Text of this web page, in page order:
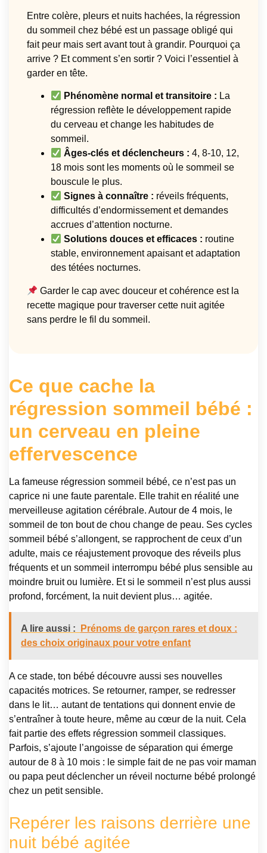
Entre colère, pleurs et nuits hachées, la régression
du sommeil chez bébé est un passage obligé qui
fait peur mais sert avant tout à grandir. Pourquoi ça
arrive ? Et comment s’en sortir ? Voici l’essentiel à
garder en tête.
Phénomène normal et transitoire : La
régression reflète le développement rapide
du cerveau et change les habitudes de
sommeil.
Âges-clés et déclencheurs : 4, 8-10, 12,
18 mois sont les moments où le sommeil se
bouscule le plus.
Signes à connaître : réveils fréquents,
difficultés d’endormissement et demandes
accrues d’attention nocturne.
Solutions douces et efficaces : routine
stable, environnement apaisant et adaptation
des tétées nocturnes.
Garder le cap avec douceur et cohérence est la
recette magique pour traverser cette nuit agitée
sans perdre le fil du sommeil.
Ce que cache la
régression sommeil bébé :
un cerveau en pleine
effervescence
La fameuse régression sommeil bébé, ce n’est pas un
caprice ni une faute parentale. Elle trahit en réalité une
merveilleuse agitation cérébrale. Autour de 4 mois, le
sommeil de ton bout de chou change de peau. Ses cycles
sommeil bébé s’allongent, se rapprochent de ceux d’un
adulte, mais ce réajustement provoque des réveils plus
fréquents et un sommeil interrompu bébé plus sensible au
moindre bruit ou lumière. Et si le sommeil n’est plus aussi
profond, forcément, la nuit devient plus… agitée.
A lire aussi :
Prénoms de garçon rares et doux :
des choix originaux pour votre enfant
A ce stade, ton bébé découvre aussi ses nouvelles
capacités motrices. Se retourner, ramper, se redresser
dans le lit… autant de tentations qui donnent envie de
s’entraîner à toute heure, même au cœur de la nuit. Cela
fait partie des effets régression sommeil classiques.
Parfois, s’ajoute l’angoisse de séparation qui émerge
autour de 8 à 10 mois : le simple fait de ne pas voir maman
ou papa peut déclencher un réveil nocturne bébé prolongé
chez un petit sensible.
Repérer les raisons derrière une
nuit bébé agitée